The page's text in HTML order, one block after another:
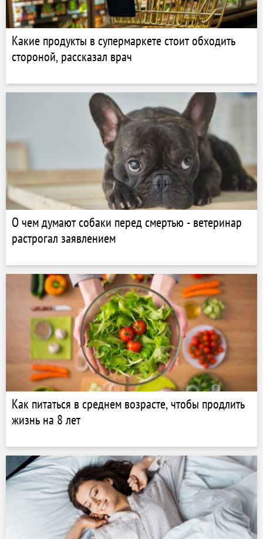
Какие продукты в супермаркете стоит обходить
стороной, рассказал врач
О чем думают собаки перед смертью - ветеринар
растрогал заявлением
Как питаться в среднем возрасте, чтобы продлить
жизнь на 8 лет